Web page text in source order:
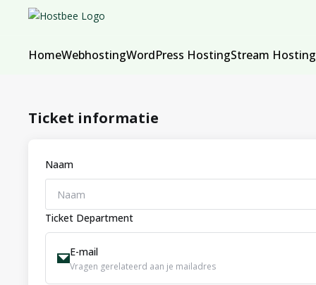
HomeWebhostingWordPress HostingStream Hosting
Ticket informatie
Naam
Ticket Department
E-mail
Vragen gerelateerd aan je mailadres